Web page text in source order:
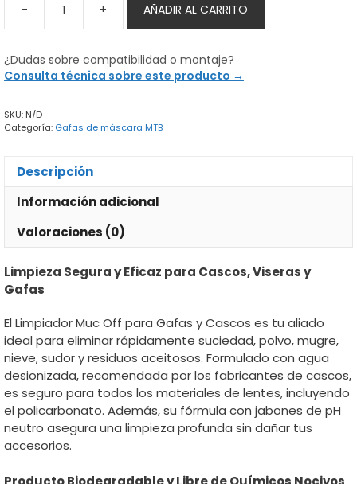
-
Limpiador
Muc
para
Gafas
cantidad
+ AÑADIR AL CARRITO
¿Dudas sobre compatibilidad o montaje?
Consulta técnica sobre este producto →
SKU: N/D
Categoría: Gafas de máscara MTB
Descripción
Información adicional
Valoraciones (0)
Limpieza Segura y Eficaz para Cascos, Viseras y
Gafas
El Limpiador Muc Off para Gafas y Cascos es tu aliado
ideal para eliminar rápidamente suciedad, polvo, mugre,
nieve, sudor y residuos aceitosos. Formulado con agua
desionizada, recomendada por los fabricantes de cascos,
es seguro para todos los materiales de lentes, incluyendo
el policarbonato. Además, su fórmula con jabones de pH
neutro asegura una limpieza profunda sin dañar tus
accesorios.